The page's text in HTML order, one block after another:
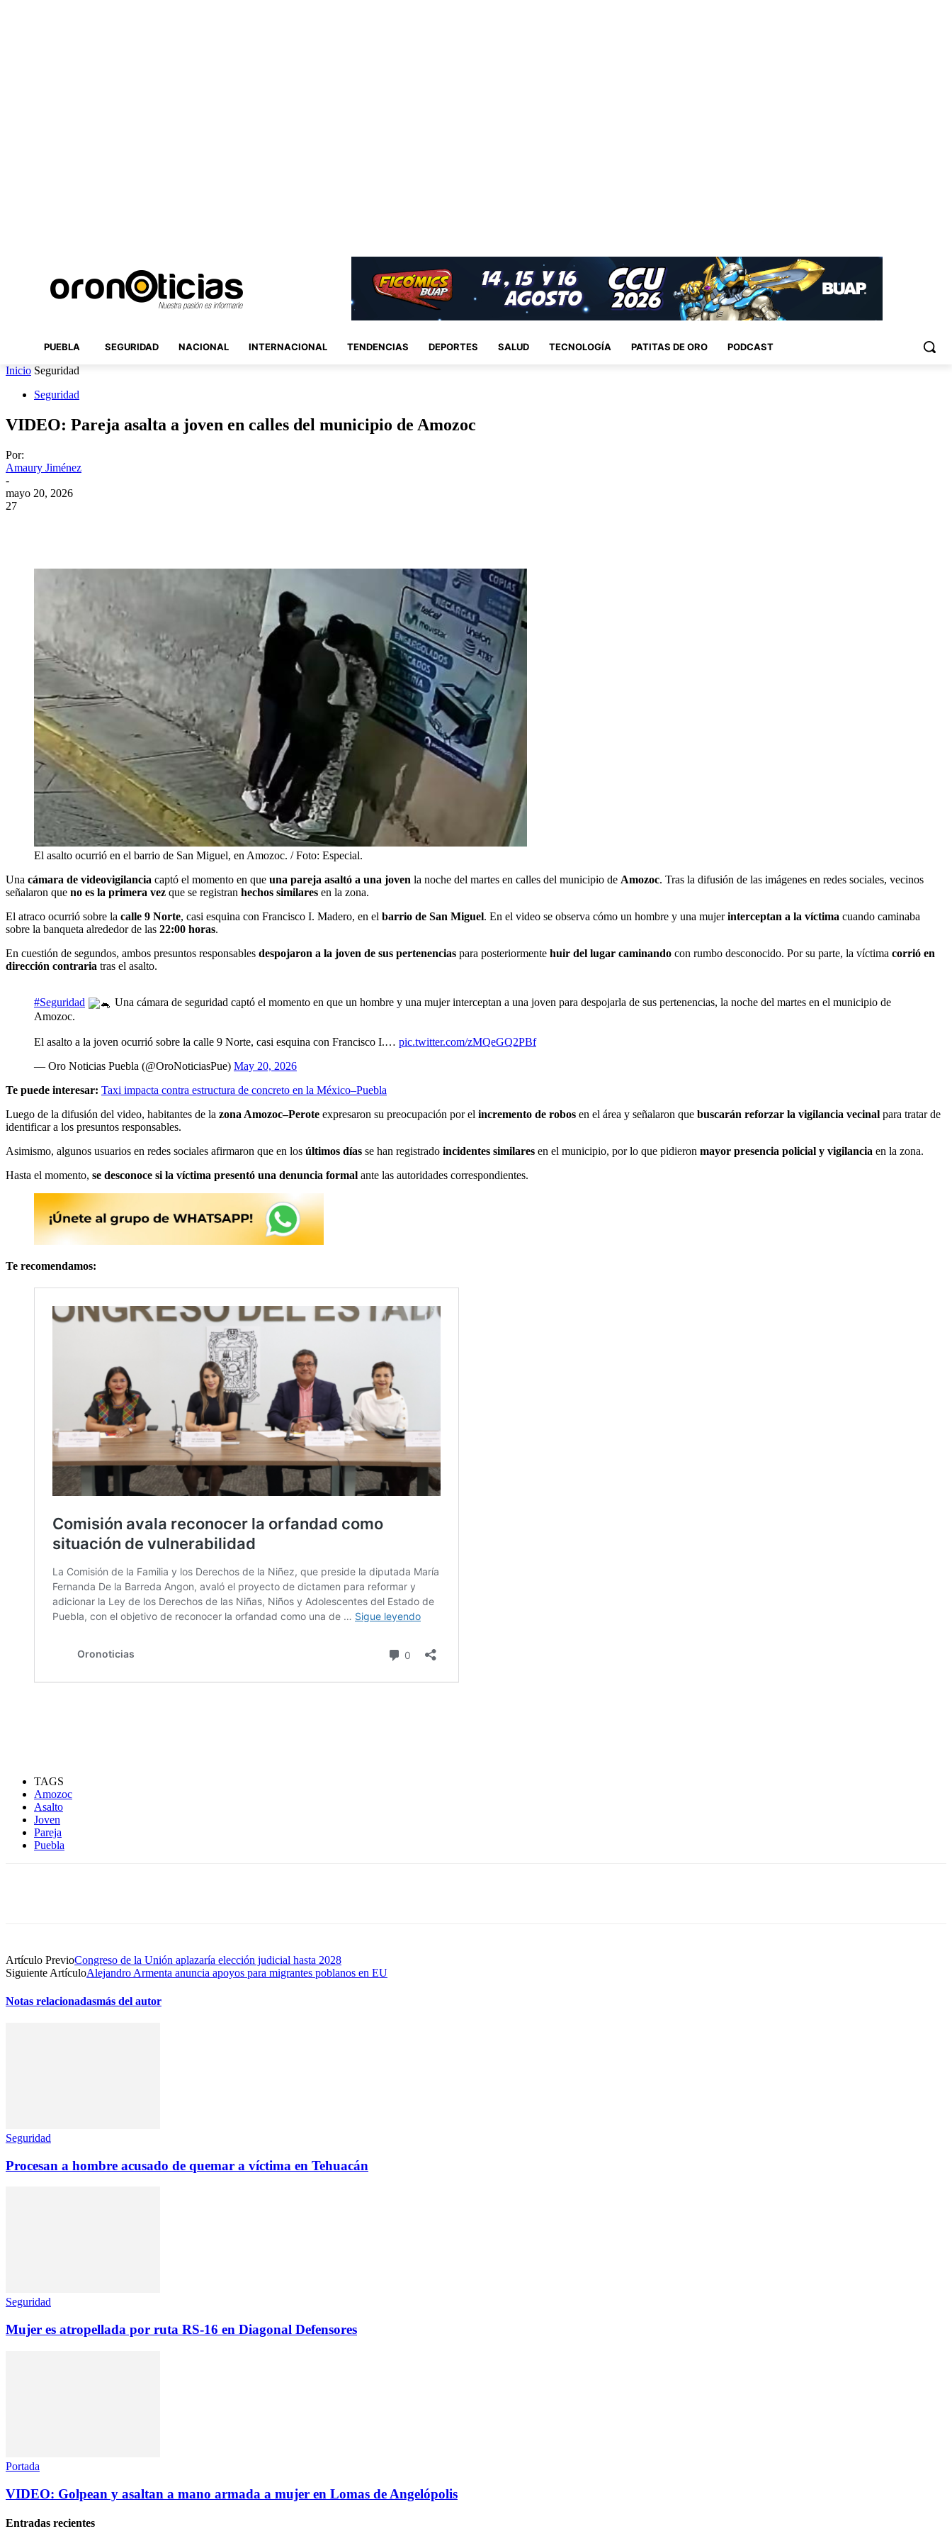
PUEBLA SEGURIDAD NACIONAL INTERNACIONAL TENDENCIAS DEPORTES SALUD TECNOLOGÍA PATITAS DE ORO PODCAST
Inicio Seguridad
Seguridad
VIDEO: Pareja asalta a joven en calles del municipio de Amozoc
Por:
Amaury Jiménez
-
mayo 20, 2026
27
El asalto ocurrió en el barrio de San Miguel, en Amozoc. / Foto: Especial.
Una cámara de videovigilancia captó el momento en que una pareja asaltó a una joven la noche del martes en calles del municipio de Amozoc. Tras la difusión de las imágenes en redes sociales, vecinos
señalaron que no es la primera vez que se registran hechos similares en la zona.
El atraco ocurrió sobre la calle 9 Norte, casi esquina con Francisco I. Madero, en el barrio de San Miguel. En el video se observa cómo un hombre y una mujerinterceptan a la víctima cuando caminaba
sobre la banqueta alrededor de las 22:00 horas.
En cuestión de segundos, ambos presuntos responsables despojaron a la joven de sus pertenencias para posteriormente huir del lugar caminando con rumbo desconocido. Por su parte, la víctima corrió en
dirección contraria tras el asalto.
#Seguridad
Una cámara de seguridad captó el momento en que un hombre y una mujer interceptan a una joven para despojarla de sus pertenencias, la noche del martes en el municipio de
Amozoc.
El asalto a la joven ocurrió sobre la calle 9 Norte, casi esquina con Francisco I.… pic.twitter.com/zMQeGQ2PBf
— Oro Noticias Puebla (@OroNoticiasPue) May 20, 2026
Te puede interesar: Taxi impacta contra estructura de concreto en la México–Puebla
Luego de la difusión del video, habitantes de la zona Amozoc–Perote expresaron su preocupación por el incremento de robos en el área y señalaron que buscarán reforzar la vigilancia vecinal para tratar de
identificar a los presuntos responsables.
Asimismo, algunos usuarios en redes sociales afirmaron que en los últimos días se han registrado incidentes similares en el municipio, por lo que pidieron mayor presencia policial y vigilancia en la zona.
Hasta el momento, se desconoce si la víctima presentó una denuncia formal ante las autoridades correspondientes.
Te recomendamos:
TAGS
Amozoc
Asalto
Joven
Pareja
Puebla
Artículo PrevioCongreso de la Unión aplazaría elección judicial hasta 2028
Siguiente ArtículoAlejandro Armenta anuncia apoyos para migrantes poblanos en EU
Notas relacionadasmás del autor
Seguridad
Procesan a hombre acusado de quemar a víctima en Tehuacán
Seguridad
Mujer es atropellada por ruta RS-16 en Diagonal Defensores
Portada
VIDEO: Golpean y asaltan a mano armada a mujer en Lomas de Angelópolis
Entradas recientes